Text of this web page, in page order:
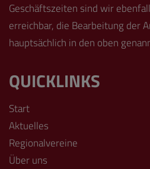
Geschäftszeiten sind wir
erreichbar, die Bearbeitung der
hauptsächlich in den oben
QUICKLINKS
Start
Aktuelles
Regionalvereine
Über uns